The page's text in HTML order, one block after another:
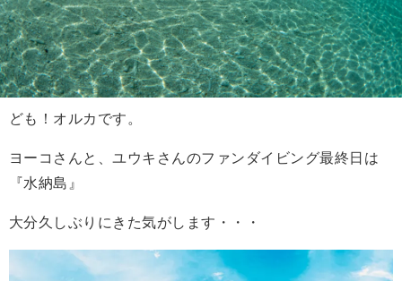
ども！オルカです。
ヨーコさんと、ユウキさんのファンダイビング最終日は
『水納島』
大分久しぶりにきた気がします・・・